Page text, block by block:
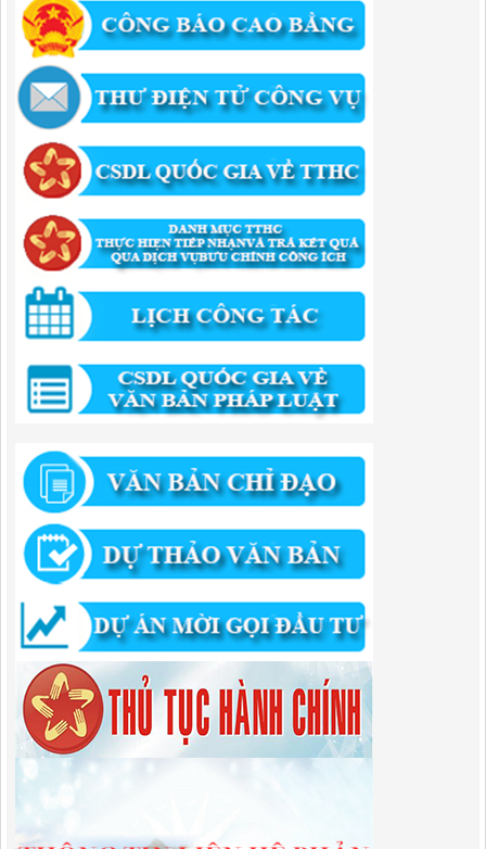
Lượt xem:461 | lượt tải:351
1174/QĐ-UBND
QUYẾT ĐỊNH Về việc công bố danh mục thủ tục HC được sửa đổi,bổ
sung và phê duyệt quy trình nội bộ giải quyết TTHC trong lĩnh vực
hoạt động xây dựng theo quy định phân quyền,phân cấp,phân định
thẩm quyền thuộc phạm vi giải quyết của Ban QLKKT
Lượt xem:438 | lượt tải:526
346/QĐ-UBND
QUYẾT ĐỊNH Về việc phê duyệt quy trình nội bộ giải quyết thủ tục
hành chính trong lĩnh vực khu công nghiệp, khu kinh tế thuộc thẩm
quyền giải quyết của Ban Quản lý Khu kinh tế tỉnh Cao Bằng
Lượt xem:516 | lượt tải:318
55/QĐ-BQLKKT
QUYẾT ĐỊNH Công khai điều chỉnh, bổ sung Kế hoạch vốn đầu tư
công năm 2025
Lượt xem:828 | lượt tải:422
294/QĐ-UBND
hành chính trong lĩnh vực đầu tư tại Việt Nam thuộc thẩm quyền giải
quyết của Ban Quản lý Khu kinh tế tỉnh Cao Bằng
Lượt xem:675 | lượt tải:203
292/QĐ-UBND
Quyết định về việc công bố danh mục thủ tục hành chính mới ban
hành trong lĩnh vực khu công nghiệp, khu kinh tế thuộc thẩm quyền
Lượt xem:520 | lượt tải:364
314/QĐ-BQLKKT
QUYẾT ĐỊNH Về việc công bố công khai thu hồi dự toán chi ngân
sách năm 2024
Lượt xem:492 | lượt tải:338
225/QĐ-BQLKKT
QUYẾT ĐỊNH Về việc công bố công khai giao dự toán chi ngân sách
năm 2024
Lượt xem:604 | lượt tải:651